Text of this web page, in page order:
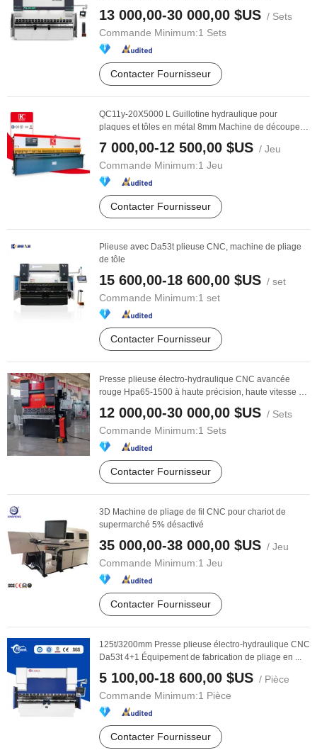
13 000,00-30 000,00 $US / Sets
Commande Minimum:1 Sets
Contacter Fournisseur
QC11y-20X5000 L Guillotine hydraulique pour
plaques et tôles en métal 8mm Machine de découpe
7 000,00-12 500,00 $US / Jeu
Commande Minimum:1 Jeu
Contacter Fournisseur
Plieuse avec Da53t plieuse CNC, machine de pliage
de tôle
15 600,00-18 600,00 $US / set
Commande Minimum:1 set
Contacter Fournisseur
Presse plieuse électro-hydraulique CNC avancée
rouge Hpa65-1500 à haute précision, haute vitesse et
12 000,00-30 000,00 $US / Sets
Commande Minimum:1 Sets
Contacter Fournisseur
3D Machine de pliage de fil CNC pour chariot de
supermarché 5% désactivé
35 000,00-38 000,00 $US / Jeu
Commande Minimum:1 Jeu
Contacter Fournisseur
125t/3200mm Presse plieuse électro-hydraulique CNC
Da53t 4+1 Équipement de fabrication de pliage en ...
5 100,00-18 600,00 $US / Pièce
Commande Minimum:1 Pièce
Contacter Fournisseur